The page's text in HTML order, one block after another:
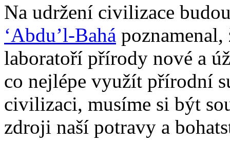
Na udržení civilizace
‘Abdu’l-Bahá
laboratoří přírody nové a
co nejlépe využít přírodní
civilizaci, musíme si být
zdroji naší potravy a